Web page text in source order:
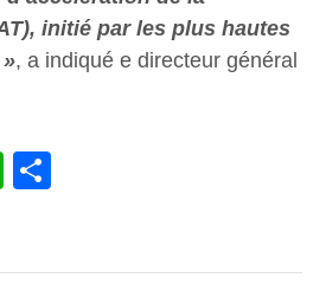
initié par les plus hautes
, a indiqué e directeur général
WhatsApp